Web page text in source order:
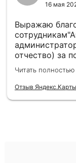
16 мая
Выражаю
отчество) за
трудное
по времени,
БОЛЬШОЕ!!!!
Читать полностью
Отзыв Яндекс.Карты